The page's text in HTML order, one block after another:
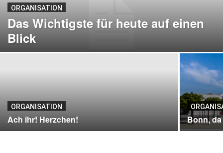
ORGANISATION
Das Wichtigste für heute auf einen
Blick
ORGANISATION
Ach ihr! Herzchen! Bonn,